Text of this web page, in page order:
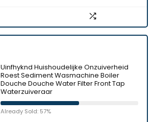
Uinfhyknd Huishoudelijke Onzuiverheid
Roest Sediment Wasmachine Boiler
Douche Douche Water Filter Front Tap
Waterzuiveraar
Already Sold: 57%